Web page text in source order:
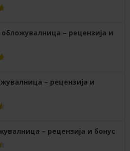
– рецензија и
– рецензија и
– рецензија и бонус